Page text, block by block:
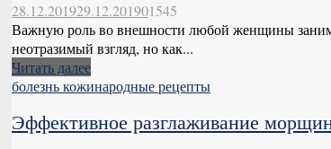
28.12.201929.12.201901545
Важную роль во внешности любой женщины
неотразимый взгляд, но как...
Читать далее
болезнь кожинародные рецепты
Эффективное разглаживание